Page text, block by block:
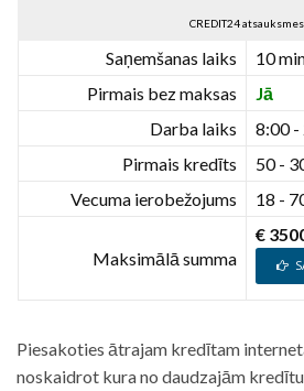
CREDIT24 atsauksmes
Saņemšanas laiks
10
Pirmais bez maksas
Jā
Darba laiks
8:00 -
Pirmais kredīts
50 -
Vecuma ierobežojums
18 -
Maksimālā summa
€
Piesakoties ātrajam kredītam
noskaidrot kura no daudzajām